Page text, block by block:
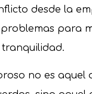
desde la
para
no es aquel